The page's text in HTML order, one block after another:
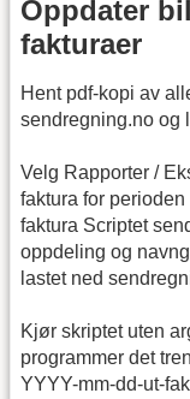
Oppdater
fakturaer
Hent pdf-kopi av
sendregning.no og
Velg Rapporter /
faktura for
faktura Scriptet
oppdeling og
lastet ned
Kjør skriptet uten
programmer det
YYYY-mm-dd-ut-